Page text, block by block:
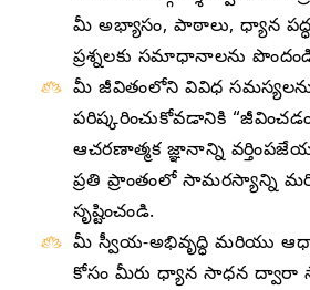
మీ అభ్యాసం, పాఠాలు, ధ్యాన
ప్రశ్నలకు సమాధానాలను
మీ జీవితంలోని వివిధ
పరిష్కరించుకోవడానికి
ఆచరణాత్మక జ్ఞానాన్ని
ప్రతి ప్రాంతంలో సామరస్యాన్ని
సృష్టించండి.
మీ స్వీయ-అభివృద్ధి మరియు
కోసం మీరు ధ్యాన సాధన ద్వారా